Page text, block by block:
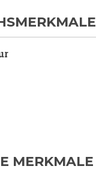
MERKMALE